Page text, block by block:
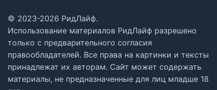
© 2023-2026 РидЛайф.
Использование материалов РидЛайф разрешено
только с предварительного согласия
правообладателей. Все права на картинки и тексты
принадлежат их авторам. Сайт может содержать
материалы, не предназначенные для лиц младше 18